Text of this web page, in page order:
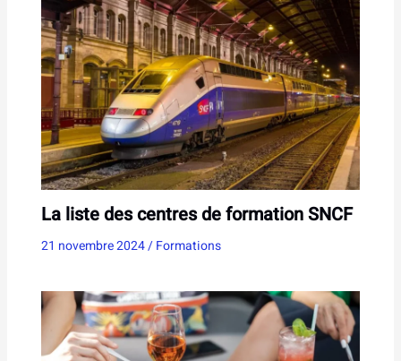
La liste des centres de formation SNCF
21 novembre 2024/Formations